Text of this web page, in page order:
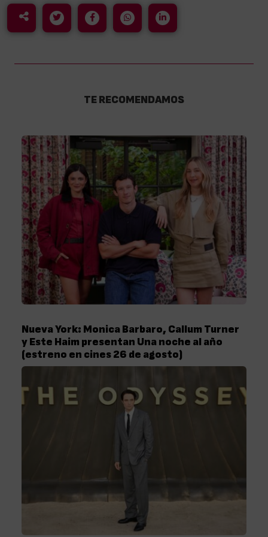
TE RECOMENDAMOS
Nueva York: Monica Barbaro, Callum Turner
y Este Haim presentan Una noche al año
(estreno en cines 26 de agosto)